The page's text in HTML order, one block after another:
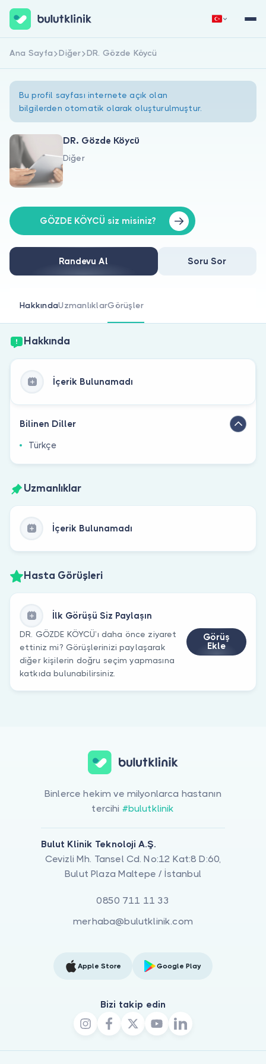
Hakkımızda
Doktorlar için
Doktor musunuz?
Hemen Kaydol
Ana Sayfa Diğer DR. Gözde Köycü
Bu profil sayfası internete açık olan
bilgilerden otomatik olarak oluşturulmuştur.
DR. Gözde Köycü
Diğer
GÖZDE KÖYCÜ siz misiniz?
Randevu Al Soru Sor
HakkındaUzmanlıklarGörüşler
Hakkında
İçerik Bulunamadı
Bilinen Diller
Türkçe
Uzmanlıklar
İçerik Bulunamadı
Hasta Görüşleri
İlk Görüşü Siz Paylaşın
DR. GÖZDE KÖYCÜ’ı daha önce ziyaret
ettiniz mi? Görüşlerinizi paylaşarak
diğer kişilerin doğru seçim yapmasına
katkıda bulunabilirsiniz.
Görüş
Ekle
Binlerce hekim ve milyonlarca hastanın
tercihi #bulutklinik
Bulut Klinik Teknoloji A.Ş.
Cevizli Mh. Tansel Cd. No:12 Kat:8 D:60,
Bulut Plaza Maltepe / İstanbul
0850 711 11 33
merhaba@bulutklinik.com
Apple Store Google Play
Bizi takip edin